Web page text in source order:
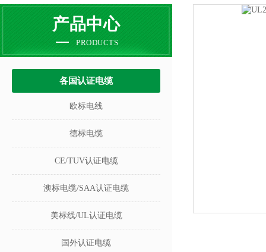
产品中心
PRODUCTS
各国认证电缆
欧标电线
德标电缆
CE/TUV认证电缆
澳标电缆/SAA认证电缆
美标线/UL认证电缆
国外认证电缆